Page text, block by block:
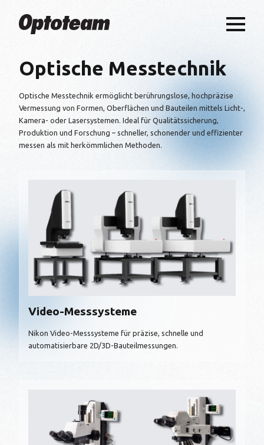
Optische Messtechnik
Optische Messtechnik ermöglicht berührungslose, hochpräzise
Vermessung von Formen, Oberflächen und Bauteilen mittels Licht-,
Kamera- oder Lasersystemen. Ideal für Qualitätssicherung,
Produktion und Forschung – schneller, schonender und effizienter
messen als mit herkömmlichen Methoden.
Video-Messsysteme
Nikon Video-Messsysteme für präzise, schnelle und
automatisierbare 2D/3D-Bauteilmessungen.